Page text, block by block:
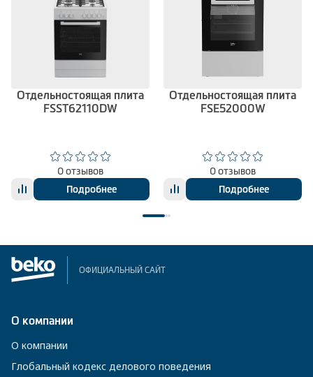
Отдельностоящая плита
FSST62110DW
0 отзывов
Подробнее
Отдельностоящая плита
FSE52000W
0 отзывов
Подробнее
ОФИЦИАЛЬНЫЙ САЙТ
О компании
О компании
Глобальный кодекс делового поведения